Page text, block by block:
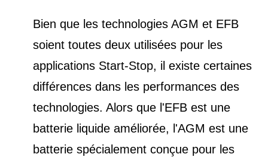
Bien que les technologies AGM et EFB
soient toutes deux utilisées pour les
applications Start-Stop, il existe certaines
différences dans les performances des
technologies. Alors que l'EFB est une
batterie liquide améliorée, l'AGM est une
batterie spécialement conçue pour les